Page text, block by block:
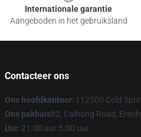
Internationale garantie
Aangeboden in het gebruiksland
Contacteer ons
Ons hoofdkantoor: 112500 Cold
Ons pakhuis82, Caihong Road,
Uur: 21.00 uur 5.00 uur